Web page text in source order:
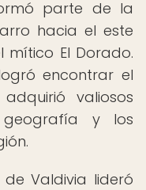
parte de la
hacia el este
mítico El Dorado.
encontrar el
valiosos
geografía y los
de Valdivia lideró